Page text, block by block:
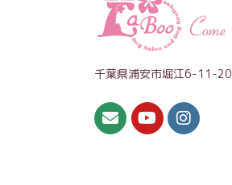
千葉県浦安市堀江6-11-20